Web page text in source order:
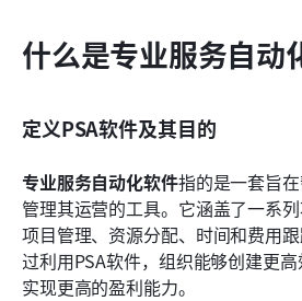
什么是专业服务自动
定义PSA软件及其目的
专业服务自动化软件指的是一套旨
管理其运营的工具。它涵盖了一系
项目管理、资源分配、时间和费用
过利用PSA软件，组织能够创建更
实现更高的盈利能力。